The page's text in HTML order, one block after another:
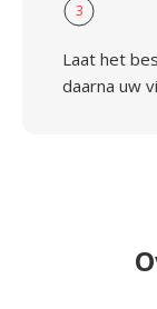
3
Laat het
daarna uw